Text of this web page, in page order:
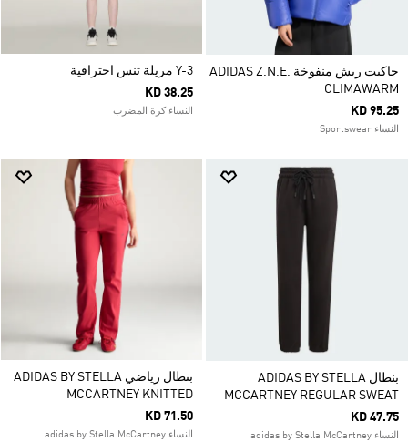
جاكيت ريش منفوخة ADIDAS Z.N.E.
CLIMAWARM
KD 95.25
النساء Sportswear
Y-3 مريلة تنس احترافية
KD 38.25
النساء كرة المضرب
بنطال ADIDAS BY STELLA
MCCARTNEY REGULAR SWEAT
KD 47.75
النساء adidas by Stella McCartney
بنطال رياضي ADIDAS BY STELLA
MCCARTNEY KNITTED
KD 71.50
النساء adidas by Stella McCartney